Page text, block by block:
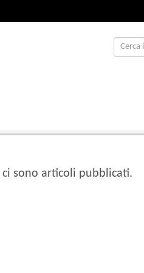
sono articoli pubblicati.